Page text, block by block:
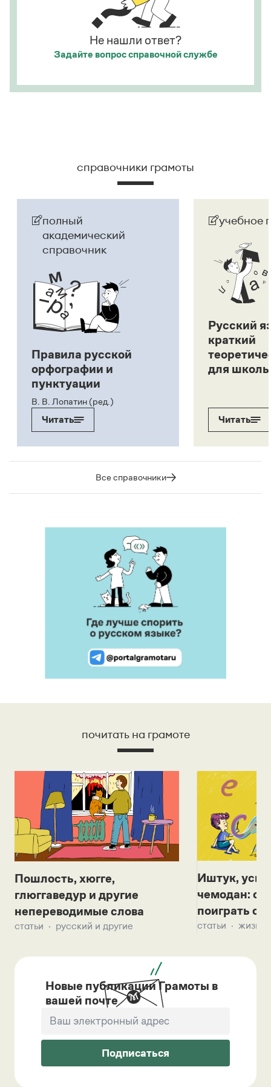
Не нашли ответ?
Задайте вопроссправочной службе
справочники грамоты
полный
академический
справочник
Правила русской
орфографии и
пунктуации
В. В. Лопатин (ред.)
Читать
учебное
Русский
краткий
для
Читать
Все справочники
почитать на грамоте
Пошлость, хюгге,
глюггаведур и другие
непереводимые слова
статьи русский и другие
Иштук,
чемодан:
поиграть с
статьи жизнь
Новые публикации Грамоты в
вашей почте
Подписаться